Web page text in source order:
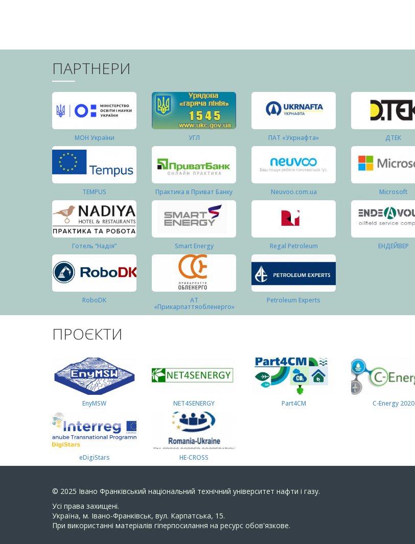
ПАРТНЕРИ
МОН України УГЛ ПАТ «Укрнафта» ДТЕК
TEMPUS Практика в Приват Банку Neuvoo.com.ua Microsoft
Готель “Надія” Smart Energy Regal Petroleum ЕНДЕЙВЕР
RoboDK АТ
«Прикарпаттяобленерго»
Petroleum Experts
ПРОЄКТИ
EnyMSW NET4SENERGY Part4СМ C-Energy 2020
eDigiStars HE-CROSS
© 2025 Івано Франківський національний технічний університет нафти і газу.
Усi права захищенi.
Україна, м. Івано-Франківськ, вул. Карпатська, 15.
При використанні матеріалів гіперпосилання на ресурс обов'язкове.